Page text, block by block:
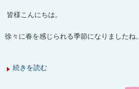
皆様こんにちは。
徐々に春を感じられる季節になりましたね。
続きを読む